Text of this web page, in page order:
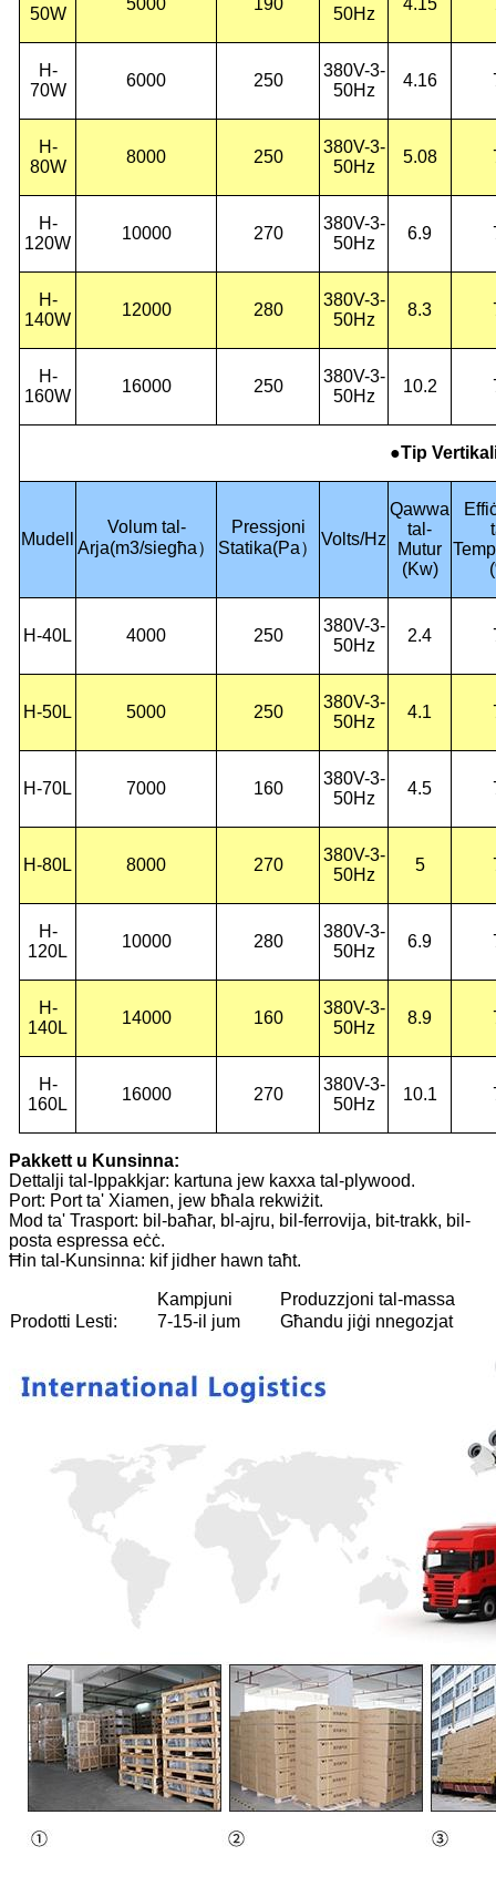
50W
5000 190
50Hz
4.15
H-
70W
6000 250
380V-3-
50Hz
4.16
H-
80W
8000 250
380V-3-
50Hz
5.08
H-
120W
10000 270
380V-3-
50Hz
6.9
H-
140W
12000 280
380V-3-
50Hz
8.3
H-
160W
16000 250
380V-3-
50Hz
10.2
●Tip
Mudell
Volum tal-
Arja(m3/siegħa）
Pressjoni
Statika(Pa） Volts/Hz
Qawwa
tal-
Mutur
(Kw)
H-40L 4000 250
380V-3-
50Hz
2.4
H-50L 5000 250
380V-3-
50Hz
4.1
H-70L 7000 160
380V-3-
50Hz
4.5
H-80L 8000 270
380V-3-
50Hz
5
H-
120L
10000 280
380V-3-
50Hz
6.9
H-
140L
14000 160
380V-3-
50Hz
8.9
H-
160L
16000 270
380V-3-
50Hz
10.1
Pakkett u Kunsinna:
Dettalji tal-Ippakkjar: kartuna jew kaxxa tal-plywood.
Port: Port ta' Xiamen, jew bħala rekwiżit.
Mod ta' Trasport: bil-baħar, bl-ajru, bil-ferrovija, bit-trakk, bil-
posta espressa eċċ.
Ħin tal-Kunsinna: kif jidher hawn taħt.
Kampjuni
Produzzjoni tal-massa
Prodotti Lesti:
7-15-il jum Għandu jiġi nnegozjat